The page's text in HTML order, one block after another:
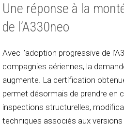
Une réponse à la
de l’A330neo
Avec l’adoption progressive de
compagnies aériennes, la
augmente. La certification
permet désormais de prendre en
inspections structurelles,
techniques associés aux versions